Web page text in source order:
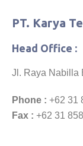
PT. Karya
Head Office :
Jl. Raya Nabilla
Phone : +62 31
Fax : +62 31